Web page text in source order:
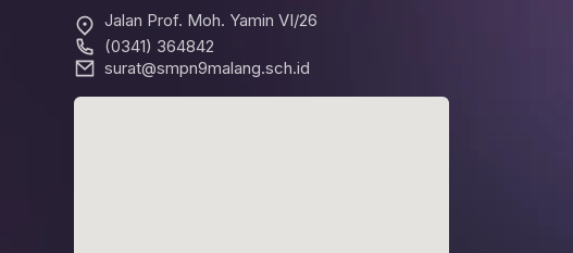
Jalan Prof. Moh. Yamin VI/26
(0341) 364842
surat@smpn9malang.sch.id